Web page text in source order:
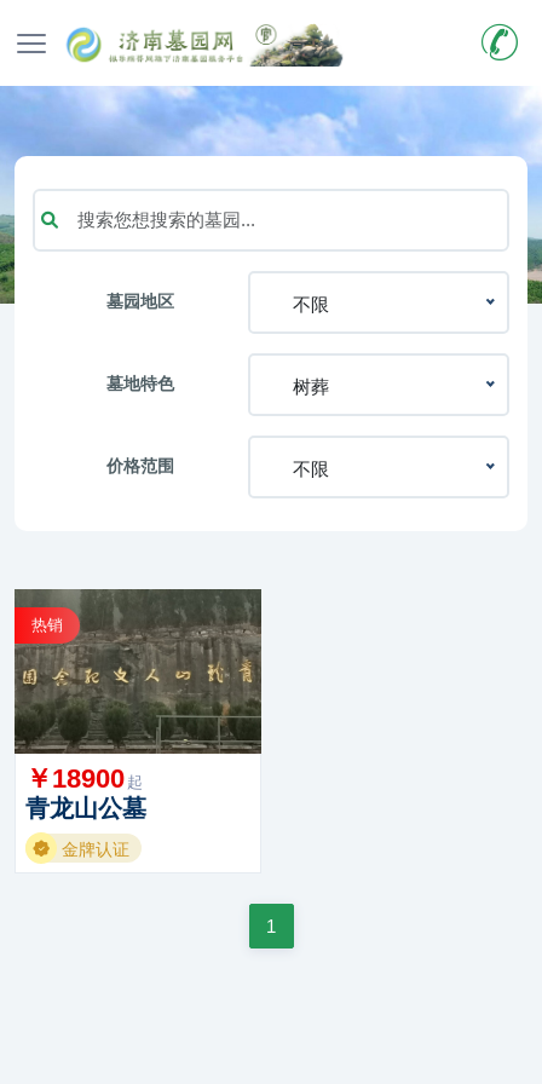
墓园地区 不限
墓地特色 树葬
价格范围 不限
热销
￥18900 起
青龙山公墓
金牌认证
1